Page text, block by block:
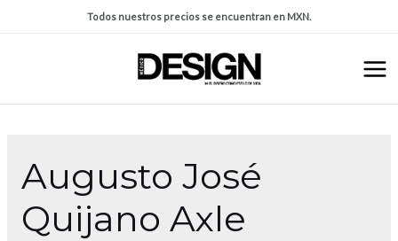
Todos nuestros precios se encuentran en MXN.
Augusto José
Quijano Axle